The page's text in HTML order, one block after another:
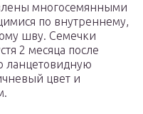
многосемянными
по внутреннему,
шву. Семечки
2 месяца после
ланцетовидную
цвет и